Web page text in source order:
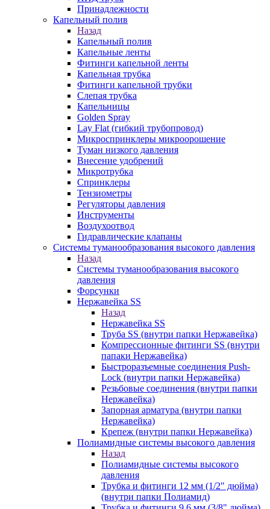
Принадлежности
Капельный полив
Назад
Капельный полив
Капельные ленты
Фитинги капельной ленты
Капельная трубка
Фитинги капельной трубки
Слепая трубка
Капельницы
Golden Spray
Lay Flat (гибкий трубопровод)
Микроспринклеры микроорошение
Туман низкого давления
Внесение удобрений
Микротрубка
Спринклеры
Тензиометры
Регуляторы давления
Инструменты
Воздухоотвод
Гидравлические клапаны
Системы туманообразования высокого давления
Назад
Системы туманообразования высокого
давления
Форсунки
Нержавейка SS
Назад
Нержавейка SS
Труба SS (внутри папки Нержавейка)
Компрессионные фитинги SS (внутри
папаки Нержавейка)
Быстроразъемные соединения Push-
Lock (внутри папки Нержавейка)
Резьбовые соединения (внутри папки
Нержавейка)
Запорная арматура (внутри папки
Нержавейка)
Крепеж (внутри папки Нержавейка)
Полиамидные системы высокого давления
Назад
Полиамидные системы высокого
давления
Трубка и фитинги 12 мм (1/2" дюйма)
(внутри папки Полиамид)